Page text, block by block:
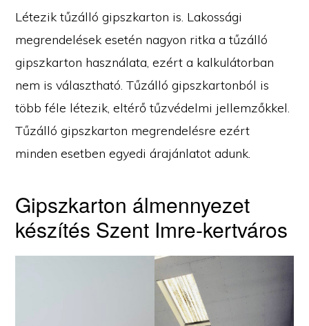
Létezik tűzálló gipszkarton is. Lakossági
megrendelések esetén nagyon ritka a tűzálló
gipszkarton használata, ezért a kalkulátorban
nem is választható. Tűzálló gipszkartonból is
több féle létezik, eltérő tűzvédelmi jellemzőkkel.
Tűzálló gipszkarton megrendelésre ezért
minden esetben egyedi árajánlatot adunk.
Gipszkarton álmennyezet
készítés Szent Imre-kertváros